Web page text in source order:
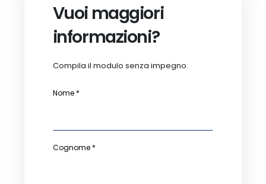
Vuoi maggiori
informazioni?
Compila il modulo senza impegno.
Nome *
Cognome *